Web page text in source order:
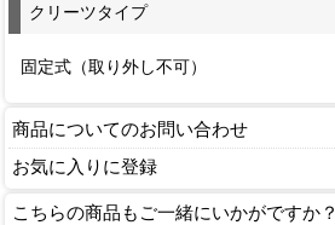
クリーツタイプ
固定式（取り外し不可）
商品についてのお問い合わせ
お気に入りに登録
こちらの商品もご一緒にいかがですか？